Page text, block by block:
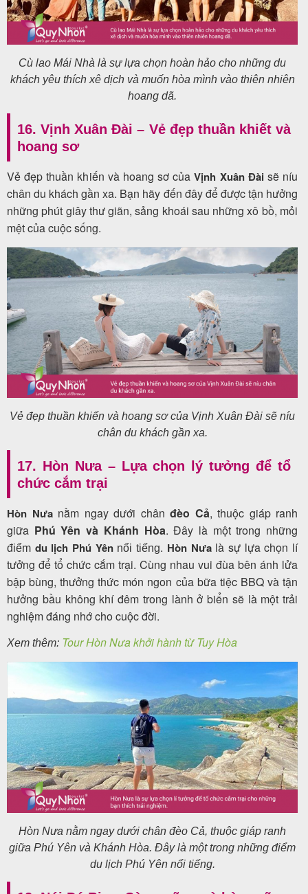
Cù lao Mái Nhà là sự lựa chọn hoàn hảo cho những du
khách yêu thích xê dịch và muốn hòa mình vào thiên nhiên
hoang dã.
16. Vịnh Xuân Đài – Vẻ đẹp thuần khiết và
hoang sơ
Vẻ đẹp thuần khiến và hoang sơ củaVịnh Xuân Đài sẽ níu
chân du khách gần xa. Bạn hãy đến đây để được tận hưởng
những phút giây thư giãn, sảng khoái sau những xô bồ, mỏi
mệt của cuộc sống.
Vẻ đẹp thuần khiến và hoang sơ của Vịnh Xuân Đài sẽ níu
chân du khách gần xa.
17. Hòn Nưa – Lựa chọn lý tưởng để tổ
chức cắm trại
Hòn Nưanằm ngay dưới chân đèo Cả, thuộc giáp ranh
giữa Phú Yên và Khánh Hòa. Đây là một trong những
điểm du lịch Phú Yên nổi tiếng. Hòn Nưalà sự lựa chọn lí
tưởng để tổ chức cắm trại. Cùng nhau vui đùa bên ánh lửa
bập bùng, thưởng thức món ngon của bữa tiệc BBQ và tận
hưởng bầu không khí đêm trong lành ở biển sẽ là một trải
nghiệm đáng nhớ cho cuộc đời.
Xem thêm: Tour Hòn Nưa khởi hành từ Tuy Hòa
Hòn Nưa nằm ngay dưới chân đèo Cả, thuộc giáp ranh
giữa Phú Yên và Khánh Hòa. Đây là một trong những điểm
du lịch Phú Yên nổi tiếng.